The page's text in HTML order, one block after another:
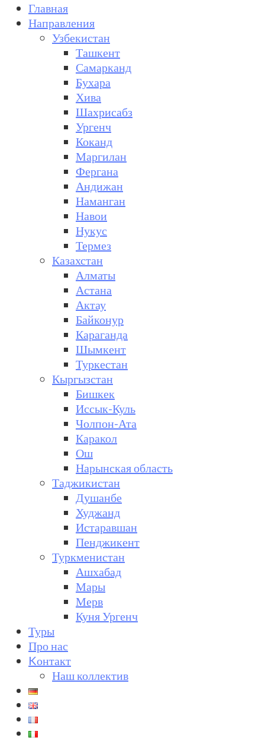
Главная
Направления
Узбекистан
Ташкент
Самарканд
Бухара
Хива
Шахрисабз
Ургенч
Коканд
Маргилан
Фергана
Андижан
Наманган
Навои
Нукус
Термез
Казахстан
Алматы
Астана
Актау
Байконур
Караганда
Шымкент
Туркестан
Кыргызстан
Бишкек
Иссык-Куль
Чолпон-Ата
Каракол
Ош
Нарынская область
Таджикистан
Душанбе
Худжанд
Истаравшан
Пенджикент
Туркменистан
Ашхабад
Мары
Мерв
Куня Ургенч
Туры
Про нас
Kонтакт
Наш коллектив